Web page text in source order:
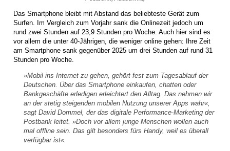
Das Smartphone bleibt mit Abstand das beliebteste Gerät zum
Surfen. Im Vergleich zum Vorjahr sank die Onlinezeit jedoch um
rund zwei Stunden auf 23,9 Stunden pro Woche. Auch hier sind es
vor allem die unter 40-Jährigen, die weniger online gehen: Ihre Zeit
am Smartphone sank gegenüber 2025 um drei Stunden auf rund 31
Stunden pro Woche.
»Mobil ins Internet zu gehen, gehört fest zum Tagesablauf der
Deutschen. Über das Smartphone einkaufen, chatten oder
Bankgeschäfte erledigen erleichtert den Alltag. Das nehmen wir
an der stetig steigenden mobilen Nutzung unserer Apps wahr«,
sagt David Dommel, der das digitale Performance-Marketing der
Postbank leitet. »Doch vor allem junge Menschen wollen auch
mal offline sein. Das gilt besonders fürs Handy, weil es überall
verfügbar ist«.